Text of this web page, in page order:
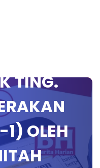
TING.
1) OLEH